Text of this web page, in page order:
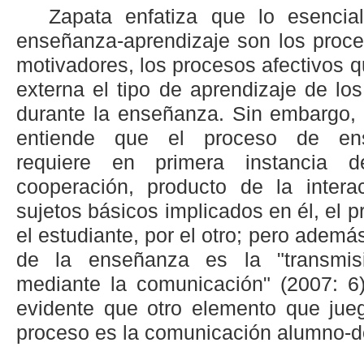
Zapata enfatiza que lo
enseñanza-aprendizaje son los
motivadores, los procesos afectivos
externa el tipo de aprendizaje de
durante la enseñanza. Sin
entiende que el proceso de
requiere en primera instancia
cooperación, producto de la
sujetos básicos implicados en él, el
el estudiante, por el otro; pero
de la enseñanza es la
mediante la comunicación" (2007:
evidente que otro elemento que
proceso es la comunicación alumno-